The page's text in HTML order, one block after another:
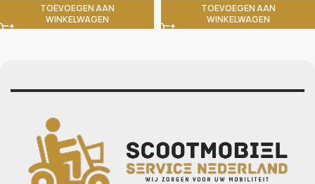
TOEVOEGEN AAN
WINKELWAGEN
TOEVOEGEN AAN
WINKELWAGEN